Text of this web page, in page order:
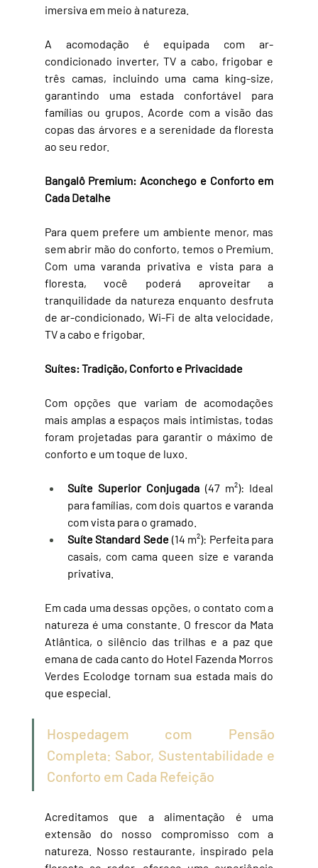
imersiva em meio à natureza.
A acomodação é equipada com ar-
condicionado inverter, TV a cabo, frigobar e
três camas, incluindo uma cama king-size,
garantindo uma estada confortável para
famílias ou grupos. Acorde com a visão das
copas das árvores e a serenidade da floresta
ao seu redor.
Bangalô Premium: Aconchego e Conforto em
Cada Detalhe
Para quem prefere um ambiente menor, mas
sem abrir mão do conforto, temos o Premium.
Com uma varanda privativa e vista para a
floresta, você poderá aproveitar a
tranquilidade da natureza enquanto desfruta
de ar-condicionado, Wi-Fi de alta velocidade,
TV a cabo e frigobar.
Suítes: Tradição, Conforto e Privacidade
Com opções que variam de acomodações
mais amplas a espaços mais intimistas, todas
foram projetadas para garantir o máximo de
conforto e um toque de luxo.
Suíte Superior Conjugada (47 m²): Ideal
para famílias, com dois quartos e varanda
com vista para o gramado.
Suíte Standard Sede (14 m²): Perfeita para
casais, com cama queen size e varanda
privativa.
Em cada uma dessas opções, o contato com a
natureza é uma constante. O frescor da Mata
Atlântica, o silêncio das trilhas e a paz que
emana de cada canto do Hotel Fazenda Morros
Verdes Ecolodge tornam sua estada mais do
que especial.
Hospedagem com Pensão
Completa: Sabor, Sustentabilidade e
Conforto em Cada Refeição
Acreditamos que a alimentação é uma
extensão do nosso compromisso com a
natureza. Nosso restaurante, inspirado pela